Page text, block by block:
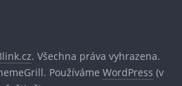
. Všechna práva vyhrazena.
Používáme WordPress (v